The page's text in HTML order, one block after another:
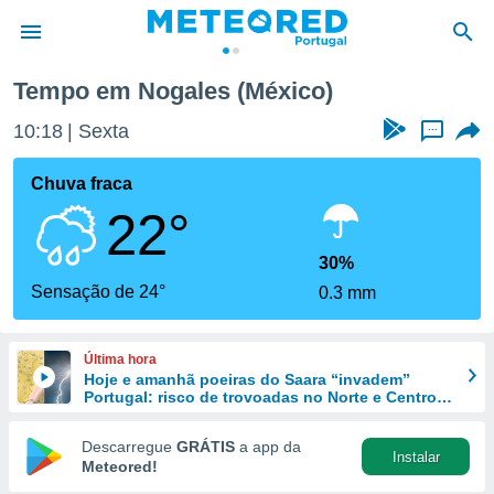
da
foi
fornecidas
a este
das
e
forma
digital
Tempo em Nogales (México)
10:18 Sexta ...
Chuva fraca
22°
Sensação de 24°
30%
0.3 mm
Última hora
Hoje e amanhã poeiras do Saara “invadem”
Portugal: risco de trovoadas no Norte e Centro
Descarregue GRÁTIS a app da
Meteored!
Instalar